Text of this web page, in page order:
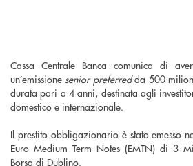
Cassa Centrale Banca comunica di
un’emissione senior preferredda 500
durata pari a 4 anni, destinata agli
domestico e internazionale.
Il prestito obbligazionario è stato emesso
Euro Medium Term Notes (EMTN) di 3
Borsa di Dublino.